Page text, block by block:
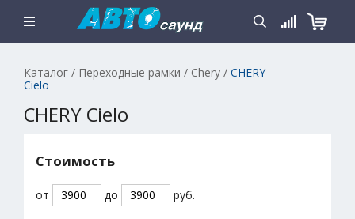
Каталог / Переходные рамки / Chery / CHERY
Cielo
CHERY Cielo
Стоимость
от до руб.